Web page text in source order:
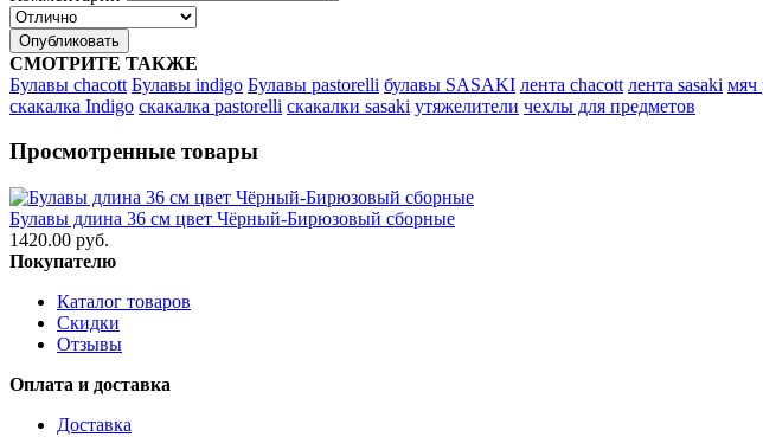
Опубликовать
СМОТРИТЕ ТАКЖЕ
Булавы chacott Булавы indigo Булавы pastorelli булавы SASAKI лента chacott лента sasaki мяч
скакалка Indigo скакалка pastorelli скакалки sasaki утяжелители чехлы для предметов
Просмотренные товары
Булавы длина 36 см цвет Чёрный-Бирюзовый сборные
1420.00 руб.
Покупателю
Каталог товаров
Скидки
Отзывы
Оплата и доставка
Доставка